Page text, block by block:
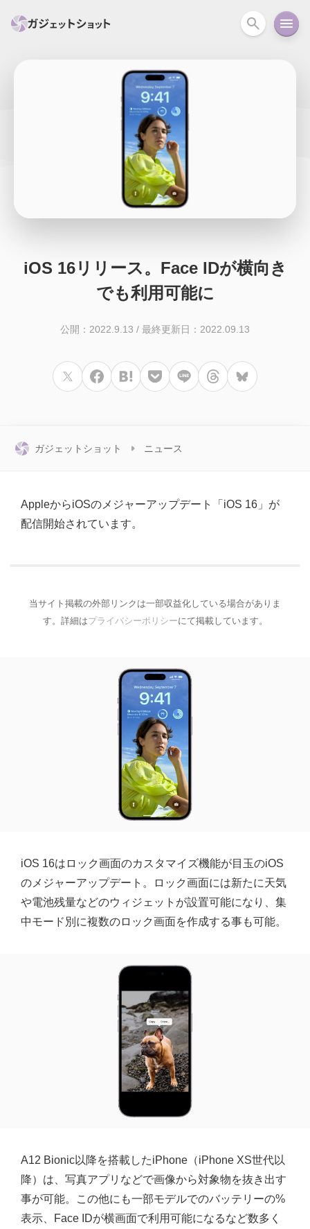
PC関連
スマートホーム アクションカメラ
iPad Mac
オーディオ
iOS 16リリース。Face IDが横向き
でも利用可能に
公開：2022.9.13 / 最終更新日：2022.09.13
ガジェットショット ニュース
AppleからiOSのメジャーアップデート「iOS 16」が
配信開始されています。
当サイト掲載の外部リンクは一部収益化している場合がありま
す。詳細はプライバシーポリシーにて掲載しています。
iOS 16はロック画面のカスタマイズ機能が目玉のiOS
のメジャーアップデート。ロック画面には新たに天気
や電池残量などのウィジェットが設置可能になり、集
中モード別に複数のロック画面を作成する事も可能。
A12 Bionic以降を搭載したiPhone（iPhone XS世代以
降）は、写真アプリなどで画像から対象物を抜き出す
事が可能。この他にも一部モデルでのバッテリーの%
表示、Face IDが横画面で利用可能になるなど数多く